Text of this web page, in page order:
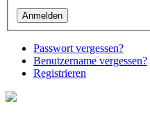
Passwort vergessen?
Benutzername vergessen?
Registrieren